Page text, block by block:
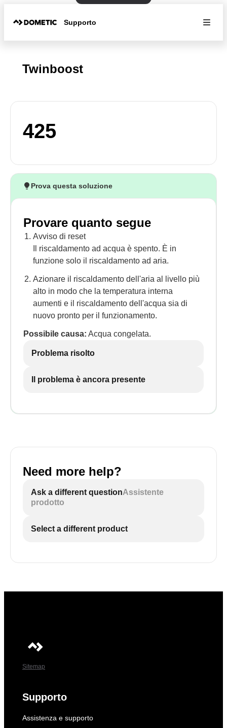
Supporto
Twinboost
425
Prova questa soluzione
Provare quanto segue
Avviso di reset
Il riscaldamento ad acqua è spento. È in
funzione solo il riscaldamento ad aria.
Azionare il riscaldamento dell'aria al livello più
alto in modo che la temperatura interna
aumenti e il riscaldamento dell'acqua sia di
nuovo pronto per il funzionamento.
Possibile causa: Acqua congelata.
Problema risolto
Il problema è ancora presente
Need more help?
Ask a different questionAssistente
prodotto
Select a different product
Sitemap
Supporto
Assistenza e supporto